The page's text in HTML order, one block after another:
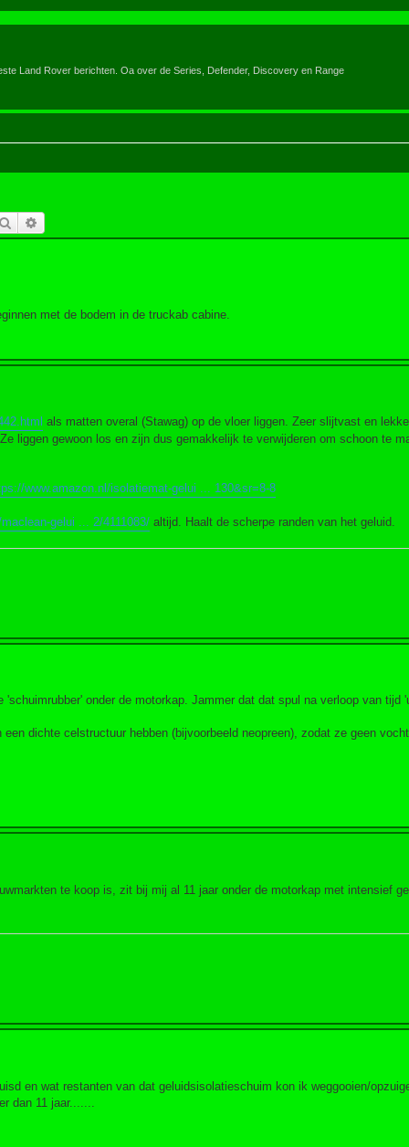
Land Rover berichten. Oa over de Series, Defender, Discovery en Range
Zoek
met de bodem in de truckab cabine.
als matten overal (Stawag) op de vloer liggen. Zeer slijtvast en
liggen gewoon los en zijn dus gemakkelijk te verwijderen om schoon te
www.amazon.nl/isolatiemat-gelui ... 130&sr=8-8
gelui ... 2/4111083/ altijd. Haalt de scherpe randen van het geluid.
onder de motorkap. Jammer dat dat spul na verloop van tijd
dichte celstructuur hebben (bijvoorbeeld neopreen), zodat ze geen
te koop is, zit bij mij al 11 jaar onder de motorkap met intensief
en wat restanten van dat geluidsisolatieschuim kon ik weggooien/
dan 11 jaar.......